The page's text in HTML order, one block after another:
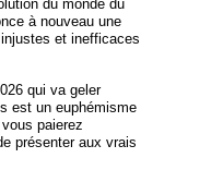
du monde du
à nouveau une
et inefficaces
qui va geler
est un euphémisme
paierez
présenter aux vrais